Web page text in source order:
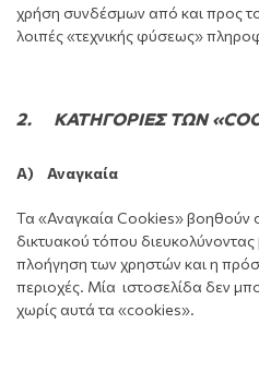
χρήση συνδέσμων από και προς
λοιπές «τεχνικής φύσεως»
2. ΚΑΤΗΓΟΡΙΕΣ ΤΩΝ
Α) Αναγκαία
Τα «Αναγκαία Cookies» βοηθούν
δικτυακού τόπου διευκολύνοντας
πλοήγηση των χρηστών και η
περιοχές. Μία ιστοσελίδα δεν
χωρίς αυτά τα «cookies».